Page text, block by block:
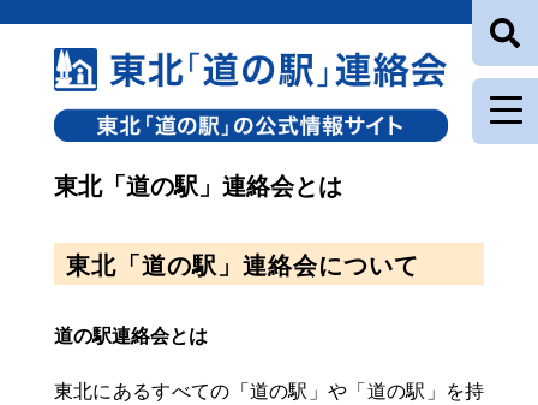
東北「道の駅」連絡会とは
東北「道の駅」連絡会について
道の駅連絡会とは
東北にあるすべての「道の駅」や「道の駅」を持